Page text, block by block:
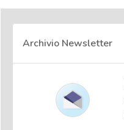
Archivio Newsletter